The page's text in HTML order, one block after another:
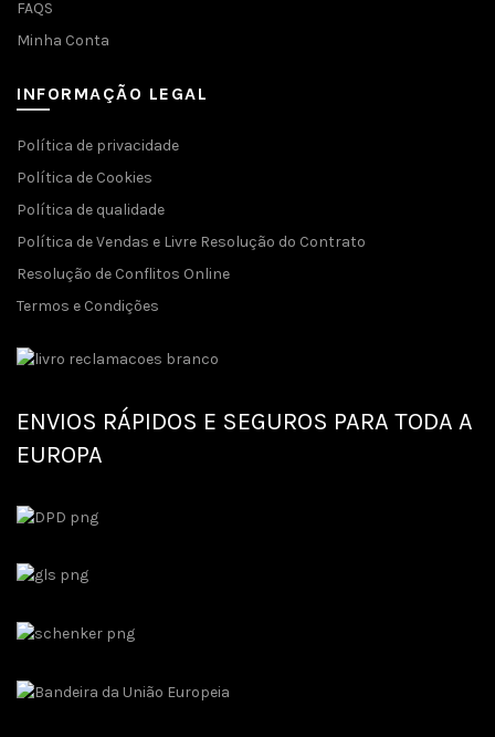
FAQS
Minha Conta
INFORMAÇÃO LEGAL
Política de privacidade
Política de Cookies
Política de qualidade
Política de Vendas e Livre Resolução do Contrato
Resolução de Conflitos Online
Termos e Condições
ENVIOS RÁPIDOS E SEGUROS PARA TODA A
EUROPA